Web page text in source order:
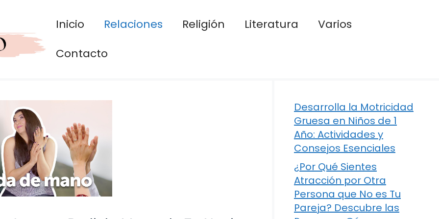
Inicio Relaciones Religión Literatura
Varios
Contacto
Desarrolla la Motricidad
Gruesa en Niños de 1
Año: Actividades y
Consejos Esenciales
¿Por Qué Sientes
Atracción por Otra
Persona que No es Tu
Pareja? Descubre las